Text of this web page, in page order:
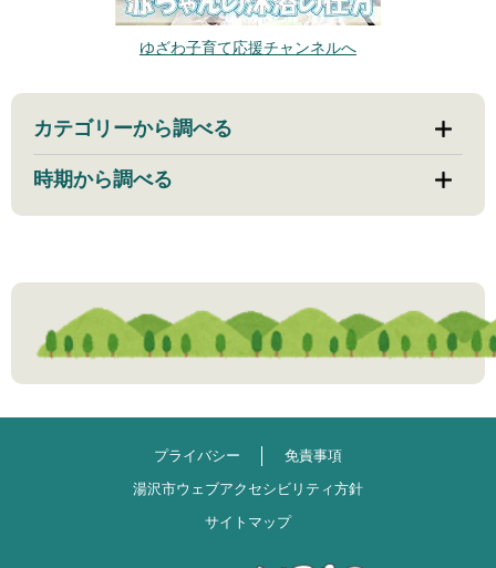
ゆざわ子育て応援チャンネルへ
カテゴリーから調べる
時期から調べる
プライバシー
免責事項
湯沢市ウェブアクセシビリティ方針
サイトマップ